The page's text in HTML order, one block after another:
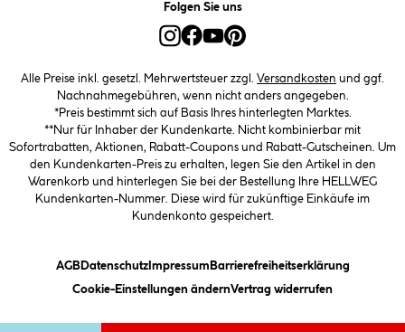
Folgen Sie uns
Alle Preise inkl. gesetzl. Mehrwertsteuer zzgl. Versandkosten und ggf.
Nachnahmegebühren, wenn nicht anders angegeben.
*Preis bestimmt sich auf Basis Ihres hinterlegten Marktes.
**Nur für Inhaber der Kundenkarte. Nicht kombinierbar mit
Sofortrabatten, Aktionen, Rabatt-Coupons und Rabatt-Gutscheinen. Um
den Kundenkarten-Preis zu erhalten, legen Sie den Artikel in den
Warenkorb und hinterlegen Sie bei der Bestellung Ihre HELLWEG
Kundenkarten-Nummer. Diese wird für zukünftige Einkäufe im
Kundenkonto gespeichert.
AGB(öffnet ein Dialogfeld)
Datenschutz(öffnet ein Dialogfeld)
Impressum(öffnet ein Dialogfeld)
Barrierefreiheitserklärung(öffnet
Cookie-Einstellungen ändern(öffnet ein Dialogfeld)
Vertrag widerrufen